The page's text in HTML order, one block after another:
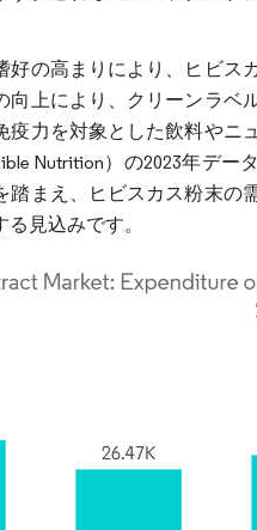
好の高まりにより、ヒビ
向上により、クリーンラ
疫力を対象とした飲料や
Nutrition）の2023年デ
踏まえ、ヒビスカス粉末
見込みです。